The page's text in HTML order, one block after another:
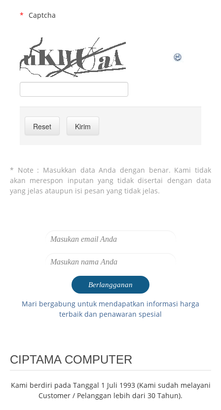
Captcha
* Note : Masukkan data Anda dengan benar. Kami tidak
akan merespon inputan yang tidak disertai dengan data
yang jelas ataupun isi pesan yang tidak jelas.
Mari bergabung untuk mendapatkan informasi harga
terbaik dan penawaran spesial
CIPTAMA COMPUTER
Kami berdiri pada Tanggal 1 Juli 1993 (Kami sudah melayani
Customer / Pelanggan lebih dari 30 Tahun).